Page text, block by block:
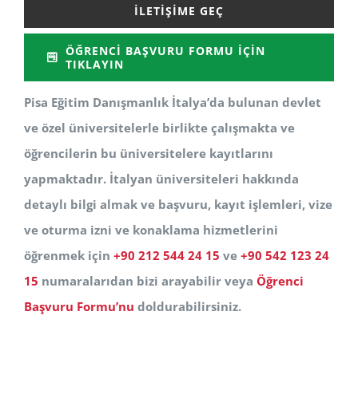
İLETIŞIME GEÇ
ÖĞRENCI BAŞVURU FORMU İÇIN
TIKLAYIN
Pisa Eğitim Danışmanlık İtalya’da bulunan devlet
ve özel üniversitelerle birlikte çalışmakta ve
öğrencilerin bu üniversitelere kayıtlarını
yapmaktadır. İtalyan üniversiteleri hakkında
detaylı bilgi almak ve başvuru, kayıt işlemleri, vize
ve oturma izni ve konaklama hizmetlerini
öğrenmek için +90 212 544 24 15 ve +90 542 123 24
15 numaralarıdan bizi arayabilir veya Öğrenci
Başvuru Formu’nu doldurabilirsiniz.